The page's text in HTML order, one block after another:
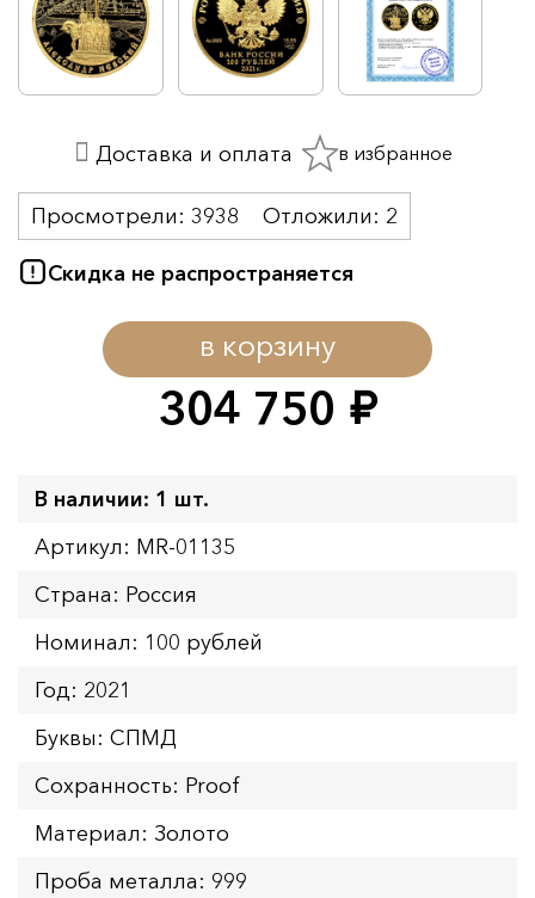
304 750 руб.
в корзину
Скидка не распространяется
Просмотрели: 3938 Отложили: 2
Доставка и оплата в избранное
В наличии: 1 шт.
Артикул: MR-01135
Страна: Россия
Номинал: 100 рублей
Год: 2021
Буквы: СПМД
Сохранность: Proof
Материал: Золото
Проба металла: 999